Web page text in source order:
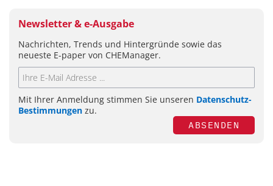
Newsletter & e-Ausgabe
Nachrichten, Trends und Hintergründe sowie das
neueste E-paper von CHEManager.
Mit Ihrer Anmeldung stimmen Sie unseren Datenschutz-
Bestimmungen zu.
ABSENDEN